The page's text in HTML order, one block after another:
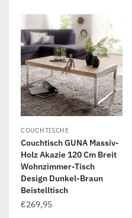
COUCHTISCHE
Couchtisch GUNA Massiv-
Holz Akazie 120 Cm Breit
Wohnzimmer-Tisch
Design Dunkel-Braun
Beistelltisch
€269,95